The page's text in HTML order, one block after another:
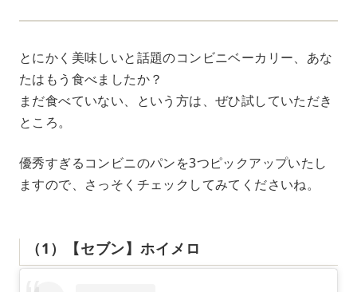
とにかく美味しいと話題のコンビニベーカリー、あな
たはもう食べましたか？
まだ食べていない、という方は、ぜひ試していただき
ところ。
優秀すぎるコンビニのパンを3つピックアップいたし
ますので、さっそくチェックしてみてくださいね。
（1）【セブン】ホイメロ